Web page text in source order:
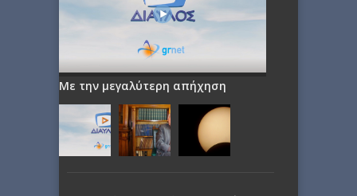
Με την μεγαλύτερη απήχηση